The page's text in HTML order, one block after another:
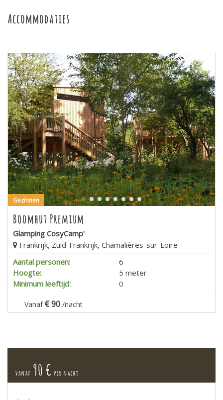
Accommodaties
Gezinnen
Boomhut Premium
Glamping CosyCamp'
Frankrijk, Zuid-Frankrijk, Chamalières-sur-Loire
Aantal personen:
6
Hoogte:
5 meter
Minimum leeftijd:
0
Vanaf 90 /nacht
Vanaf 90 € per nacht